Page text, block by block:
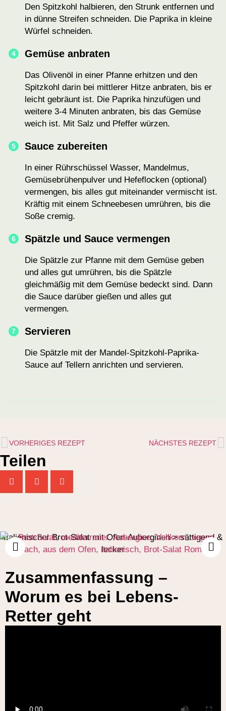
Den Spitzkohl halbieren, den Strunk entfernen und
in dünne Streifen schneiden. Die Paprika in kleine
Würfel schneiden.
Gemüse anbraten
Das Olivenöl in einer Pfanne erhitzen und den
Spitzkohl darin bei mittlerer Hitze anbraten, bis er
leicht gebräunt ist. Die Paprika hinzufügen und
weitere 3-4 Minuten anbraten, bis das Gemüse
weich ist. Mit Salz und Pfeffer würzen.
Sauce zubereiten
In einer Rührschüssel Wasser, Mandelmus,
Gemüsebrühenpulver und Hefeflocken (optional)
vermengen, bis alles gut miteinander vermischt ist.
Kräftig mit einem Schneebesen umrühren, bis die
Soße cremig.
Spätzle und Sauce vermengen
Die Spätzle zur Pfanne mit dem Gemüse geben
und alles gut umrühren, bis die Spätzle
gleichmäßig mit dem Gemüse bedeckt sind. Dann
die Sauce darüber gießen und alles gut
vermengen.
Servieren
Die Spätzle mit der Mandel-Spitzkohl-Paprika-
Sauce auf Tellern anrichten und servieren.
VORHERIGES REZEPT NÄCHSTES REZEPT
Teilen
Italienischer Brot-Salat mit Ofen-Auberginen > sättigend &
lecker
Zusammenfassung –
Worum es bei Lebens-
Retter geht